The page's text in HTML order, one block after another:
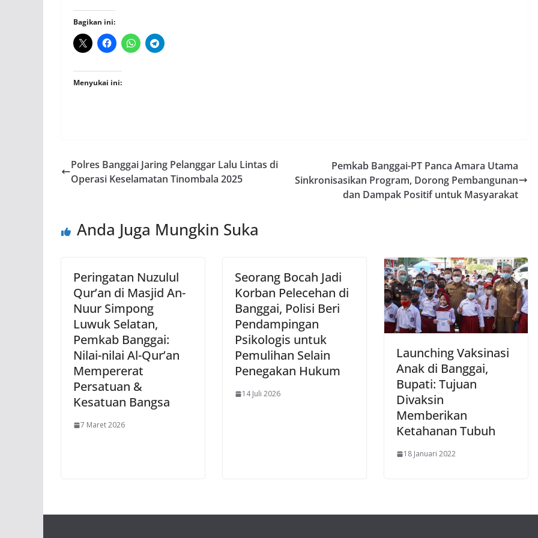
Bagikan ini:
Menyukai ini:
Polres Banggai Jaring Pelanggar Lalu Lintas di
Operasi Keselamatan Tinombala 2025
Pemkab Banggai-PT Panca Amara Utama
Sinkronisasikan Program, Dorong Pembangunan
dan Dampak Positif untuk Masyarakat
Anda Juga Mungkin Suka
Peringatan Nuzulul
Qur’an di Masjid An-
Nuur Simpong
Luwuk Selatan,
Pemkab Banggai:
Nilai-nilai Al-Qur’an
Mempererat
Persatuan &
Kesatuan Bangsa
7 Maret 2026
Seorang Bocah Jadi
Korban Pelecehan di
Banggai, Polisi Beri
Pendampingan
Psikologis untuk
Pemulihan Selain
Penegakan Hukum
14 Juli 2026
Launching Vaksinasi
Anak di Banggai,
Bupati: Tujuan
Divaksin
Memberikan
Ketahanan Tubuh
18 Januari 2022